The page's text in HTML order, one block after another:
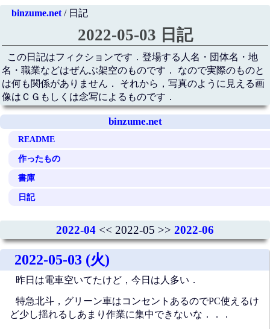
binzume.net/ 日記
2022-05-03 日記
この日記はフィクションです．登場する人名・団体名・地
名・職業などはぜんぶ架空のものです． なので実際のものと
は何も関係がありません． それから，写真のように見える画
像はＣＧもしくは念写によるものです．
binzume.net
README
作ったもの
書庫
日記
2022-04 << 2022-05 >> 2022-06
2022-05-03 (火)
昨日は電車空いてたけど，今日は人多い．
特急北斗，グリーン車はコンセントあるのでPC使えるけ
ど少し揺れるしあまり作業に集中できないな．．．